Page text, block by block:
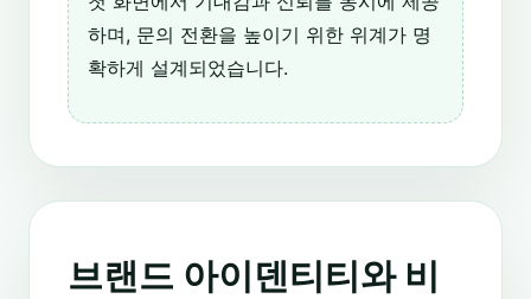
하며, 문의 전환을 높이기 위한 위계가 명
확하게 설계되었습니다.
브랜드 아이덴티티와 비